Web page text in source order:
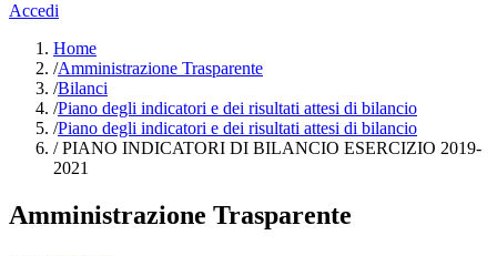
Accedi
Home
/Amministrazione Trasparente
/Bilanci
/Piano degli indicatori e dei risultati attesi di bilancio
/Piano degli indicatori e dei risultati attesi di bilancio
/PIANO INDICATORI DI BILANCIO ESERCIZIO 2019-
2021
Amministrazione Trasparente